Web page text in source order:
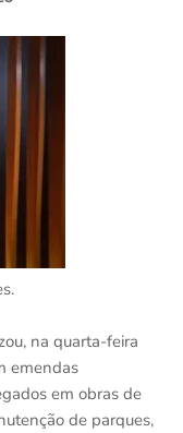
na quarta-feira
emendas
em obras de
de parques,